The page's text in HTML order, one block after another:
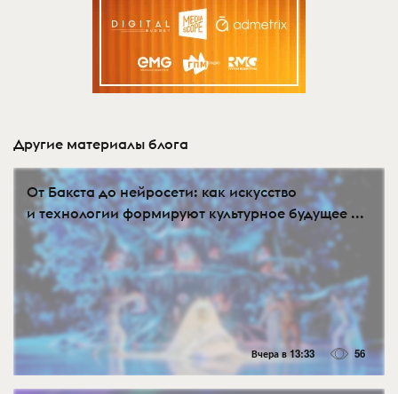
Другие материалы блога
От Бакста до нейросети: как искусство
и технологии формируют культурное будущее ...
Вчера в 13:33 56